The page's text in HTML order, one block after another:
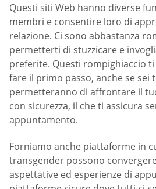
Questi siti Web hanno diverse
membri e consentire loro di
relazione. Ci sono abbastanza
permetterti di stuzzicare e
preferite. Questi rompighiaccio
fare il primo passo, anche se sei
permetteranno di affrontare il
con sicurezza, il che ti assicura
appuntamento.
Forniamo anche piattaforme in
transgender possono
aspettative ed esperienze di